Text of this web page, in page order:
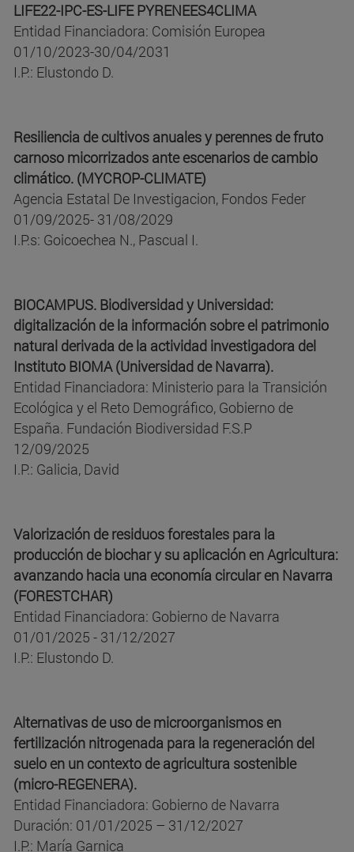
LIFE22-IPC-ES-LIFE PYRENEES4CLIMA
Entidad Financiadora: Comisión Europea
01/10/2023-30/04/2031
I.P.: Elustondo D.
Resiliencia de cultivos anuales y perennes de fruto
carnoso micorrizados ante escenarios de cambio
climático. (MYCROP-CLIMATE)
Agencia Estatal De Investigacion, Fondos Feder
01/09/2025- 31/08/2029
I.P.s: Goicoechea N., Pascual I.
BIOCAMPUS. Biodiversidad y Universidad:
digitalización de la información sobre el patrimonio
natural derivada de la actividad investigadora del
Instituto BIOMA (Universidad de Navarra).
Entidad Financiadora: Ministerio para la Transición
Ecológica y el Reto Demográfico, Gobierno de
España. Fundación Biodiversidad F.S.P
12/09/2025
I.P.: Galicia, David
Valorización de residuos forestales para la
producción de biochar y su aplicación en Agricultura:
avanzando hacia una economía circular en Navarra
(FORESTCHAR)
Entidad Financiadora: Gobierno de Navarra
01/01/2025 - 31/12/2027
I.P.: Elustondo D.
Alternativas de uso de microorganismos en
fertilización nitrogenada para la regeneración del
suelo en un contexto de agricultura sostenible
(micro-REGENERA).
Entidad Financiadora: Gobierno de Navarra
Duración: 01/01/2025 – 31/12/2027
I.P.: María Garnica